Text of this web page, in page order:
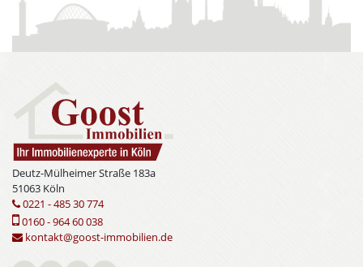
Deutz-Mülheimer Straße 183a
51063 Köln
0221 - 485 30 774
0160 - 964 60 038
kontakt@goost-immobilien.de